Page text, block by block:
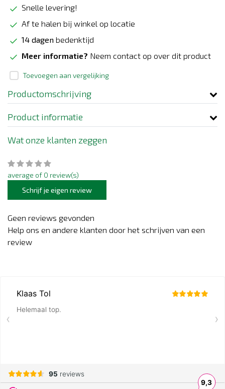
Snelle levering!
Af te halen bij winkel op locatie
14 dagen bedenktijd
Meer informatie? Neem contact op over dit product
Toevoegen aan vergelijking
Productomschrijving
Product informatie
Wat onze klanten zeggen
average of 0 review(s)
Schrijf je eigen review
Geen reviews gevonden
Help ons en andere klanten door het schrijven van een
review